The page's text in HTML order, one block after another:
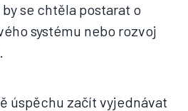
se chtěla postarat o
systému nebo rozvoj
úspěchu začít vyjednávat